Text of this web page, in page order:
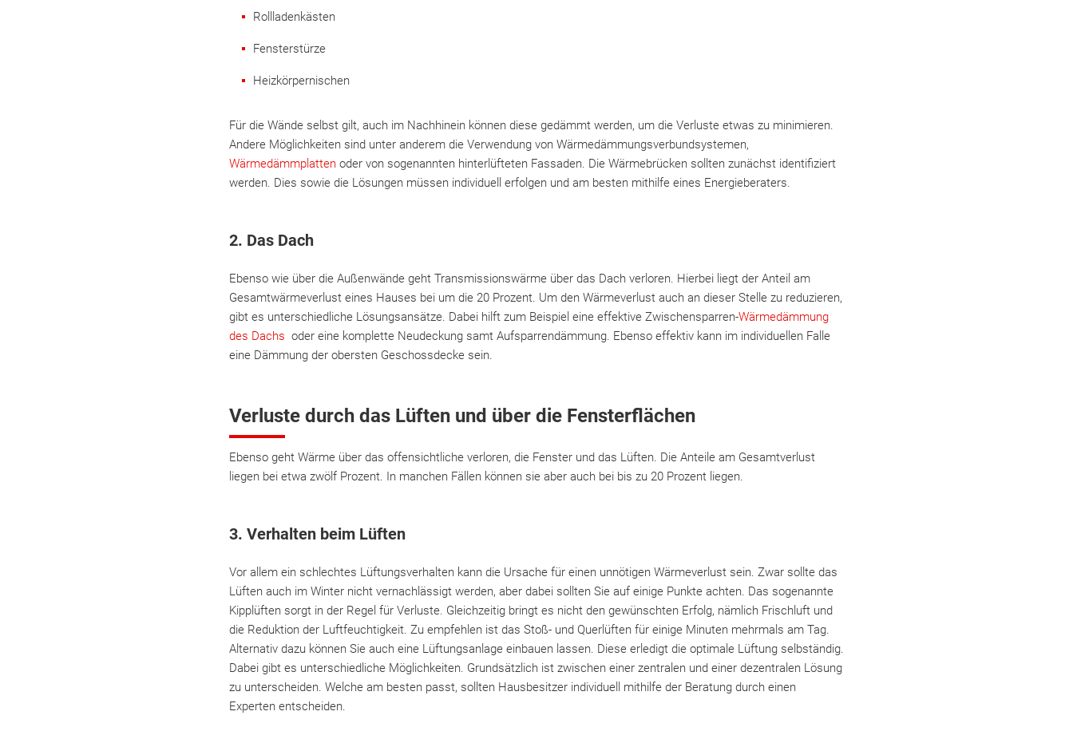
Rollladenkästen
Fensterstürze
Heizkörpernischen
Für die Wände selbst gilt, auch im Nachhinein können diese gedämmt werden, um die Verluste etwas zu minimieren.
Andere Möglichkeiten sind unter anderem die Verwendung von Wärmedämmungsverbundsystemen,
Wärmedämmplatten oder von sogenannten hinterlüfteten Fassaden. Die Wärmebrücken sollten zunächst identifiziert
werden. Dies sowie die Lösungen müssen individuell erfolgen und am besten mithilfe eines Energieberaters.
2. Das Dach
Ebenso wie über die Außenwände geht Transmissionswärme über das Dach verloren. Hierbei liegt der Anteil am
Gesamtwärmeverlust eines Hauses bei um die 20 Prozent. Um den Wärmeverlust auch an dieser Stelle zu reduzieren,
gibt es unterschiedliche Lösungsansätze. Dabei hilft zum Beispiel eine effektive Zwischensparren-Wärmedämmung
des Dachs oder eine komplette Neudeckung samt Aufsparrendämmung. Ebenso effektiv kann im individuellen Falle
eine Dämmung der obersten Geschossdecke sein.
Verluste durch das Lüften und über die Fensterflächen
Ebenso geht Wärme über das offensichtliche verloren, die Fenster und das Lüften. Die Anteile am Gesamtverlust
liegen bei etwa zwölf Prozent. In manchen Fällen können sie aber auch bei bis zu 20 Prozent liegen.
3. Verhalten beim Lüften
Vor allem ein schlechtes Lüftungsverhalten kann die Ursache für einen unnötigen Wärmeverlust sein. Zwar sollte das
Lüften auch im Winter nicht vernachlässigt werden, aber dabei sollten Sie auf einige Punkte achten. Das sogenannte
Kipplüften sorgt in der Regel für Verluste. Gleichzeitig bringt es nicht den gewünschten Erfolg, nämlich Frischluft und
die Reduktion der Luftfeuchtigkeit. Zu empfehlen ist das Stoß- und Querlüften für einige Minuten mehrmals am Tag.
Alternativ dazu können Sie auch eine Lüftungsanlage einbauen lassen. Diese erledigt die optimale Lüftung selbständig.
Dabei gibt es unterschiedliche Möglichkeiten. Grundsätzlich ist zwischen einer zentralen und einer dezentralen Lösung
zu unterscheiden. Welche am besten passt, sollten Hausbesitzer individuell mithilfe der Beratung durch einen
Experten entscheiden.